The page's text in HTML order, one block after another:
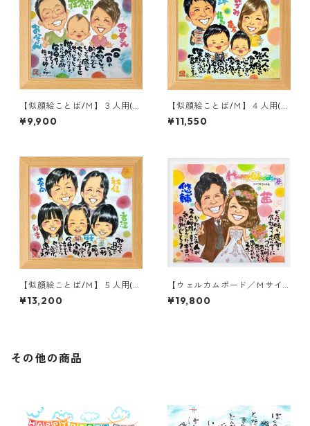
【似顔絵ことば/Ｍ】３人用(額
付き)
¥9,900
【似顔絵ことば/Ｍ】４人用(額
付き)
¥11,550
【似顔絵ことば/Ｍ】５人用(額
つき)
¥13,200
【ウェルカムボード／Ｍサイ
ズ】(額付き)
¥19,800
その他の商品